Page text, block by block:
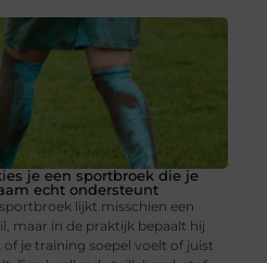
je een sportbroek die je
echt ondersteunt
lijkt misschien een
maar in de praktijk bepaalt hij
of je training soepel voelt of juist